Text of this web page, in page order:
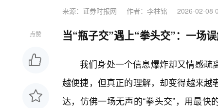
来源：证券时报网 作者：李柱铭 2026-02-08
点赞 当“瓶子交”遇上“拳头交”：一场
我们身处一个信息爆炸却又情感
越便捷，但真正的理解，却变得越来
达，仿佛一场无声的“拳头交”，用最